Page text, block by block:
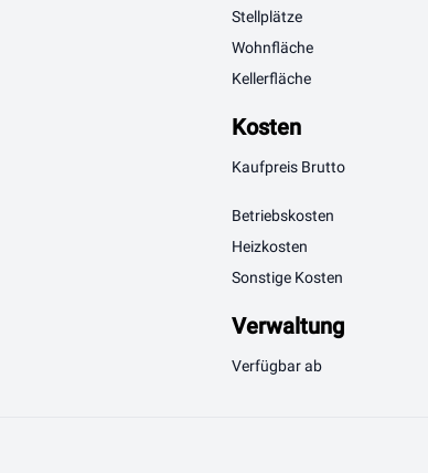
Stellplätze
Wohnfläche
Kellerfläche
Kosten
Kaufpreis Brutto
Betriebskosten
Heizkosten
Sonstige Kosten
Verwaltung
Verfügbar ab